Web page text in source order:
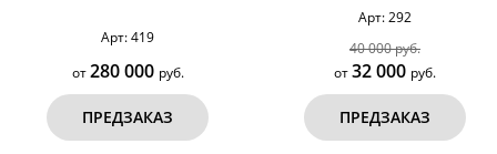
40 000 руб.
от32 000
ПРЕДЗАКАЗ
от32 000
ПРЕДЗАКАЗ